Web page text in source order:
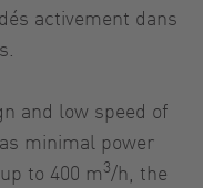
activement dans
and low speed of
minimal power
to 400 m3/h, the